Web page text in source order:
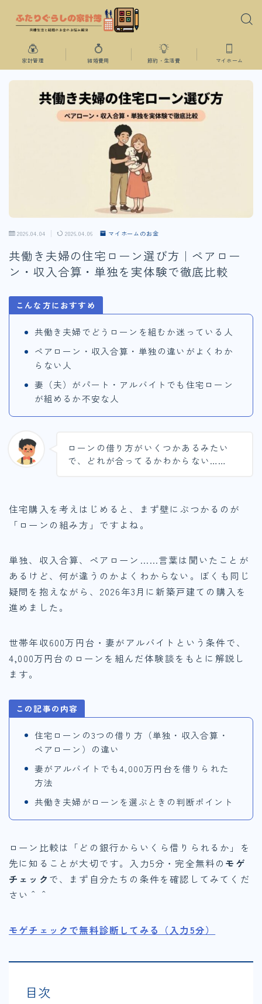
家計管理 結婚費用 節約・生活費 マイホーム
2026.04.04 2026.04.06 マイホームのお金
共働き夫婦の住宅ローン選び方｜ペアロー
ン・収入合算・単独を実体験で徹底比較
こんな方におすすめ
共働き夫婦でどうローンを組むか迷っている人
ペアローン・収入合算・単独の違いがよくわか
らない人
妻（夫）がパート・アルバイトでも住宅ローン
が組めるか不安な人
ローンの借り方がいくつかあるみたい
で、どれが合ってるかわからない……
住宅購入を考えはじめると、まず壁にぶつかるのが
「ローンの組み方」ですよね。
単独、収入合算、ペアローン……言葉は聞いたことが
あるけど、何が違うのかよくわからない。ぼくも同じ
疑問を抱えながら、2026年3月に新築戸建ての購入を
進めました。
世帯年収600万円台・妻がアルバイトという条件で、
4,000万円台のローンを組んだ体験談をもとに解説し
ます。
この記事の内容
住宅ローンの3つの借り方（単独・収入合算・
ペアローン）の違い
妻がアルバイトでも4,000万円台を借りられた
方法
共働き夫婦がローンを選ぶときの判断ポイント
ローン比較は「どの銀行からいくら借りられるか」を
先に知ることが大切です。入力5分・完全無料の モゲ
チェック で、まず自分たちの条件を確認してみてくだ
さい＾＾
モゲチェックで無料診断してみる（入力5分）
目次